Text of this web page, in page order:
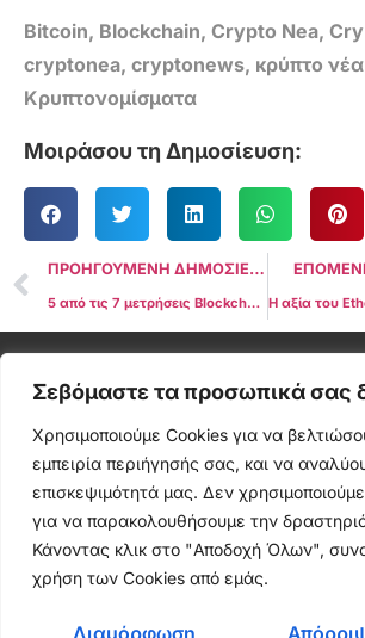
Σεβόμαστε τα προσωπικά σας
Χρησιμοποιούμε Cookies για να
εμπειρία περιήγησής σας, και να
επισκεψιμότητά μας. Δεν
για να παρακολουθήσουμε την
Κάνοντας κλικ στο "Αποδοχή Όλων",
χρήση των Cookies από εμάς.
Διαμόρφωση
Bitcoin, Blockchain, Crypto Nea,
cryptonea, cryptonews, κρύπτο νέα
Κρυπτονομίσματα
Μοιράσου τη Δημοσίευση:
ΠΡΟΗΓΟΥΜΕΝΗ ΔΗΜΟΣΙΕΥΣΗ
5 από τις 7 μετρήσεις Blockchain υποδεικνύουν ένα αναδυόμενο Bull Market